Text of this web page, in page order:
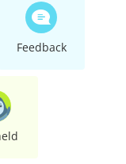
Feedback